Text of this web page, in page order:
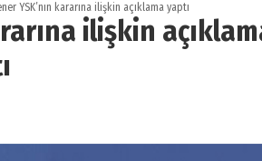
YSK’nın kararına ilişkin açıklama yaptı
ilişkin